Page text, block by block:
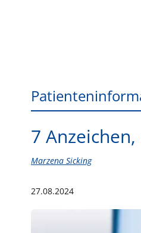
7
Marzena Sicking
27.08.2024